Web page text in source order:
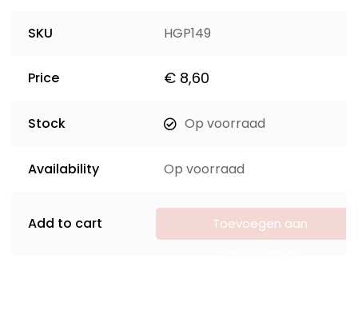
SKU HGP149
Price € 8,60
Stock Op voorraad
Availability Op voorraad
Add to cart
Toevoegen aan